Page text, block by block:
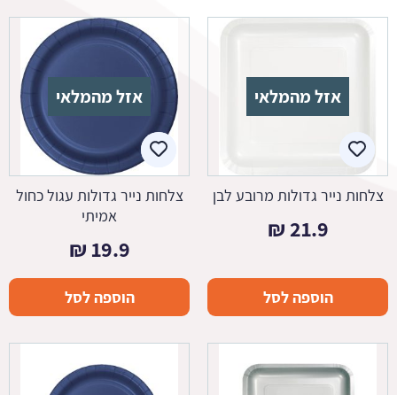
אזל מהמלאי
צלחות נייר גדולות מרובע לבן
21.9
₪
הוספה לסל
אזל מהמלאי
צלחות נייר גדולות עגול כחול
אמיתי
19.9
₪
הוספה לסל